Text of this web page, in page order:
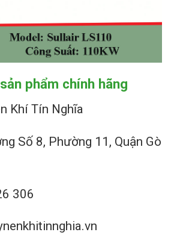
phẩm chính hãng
Khí Tín Nghĩa
Số 8, Phường 11, Quận Gò
306